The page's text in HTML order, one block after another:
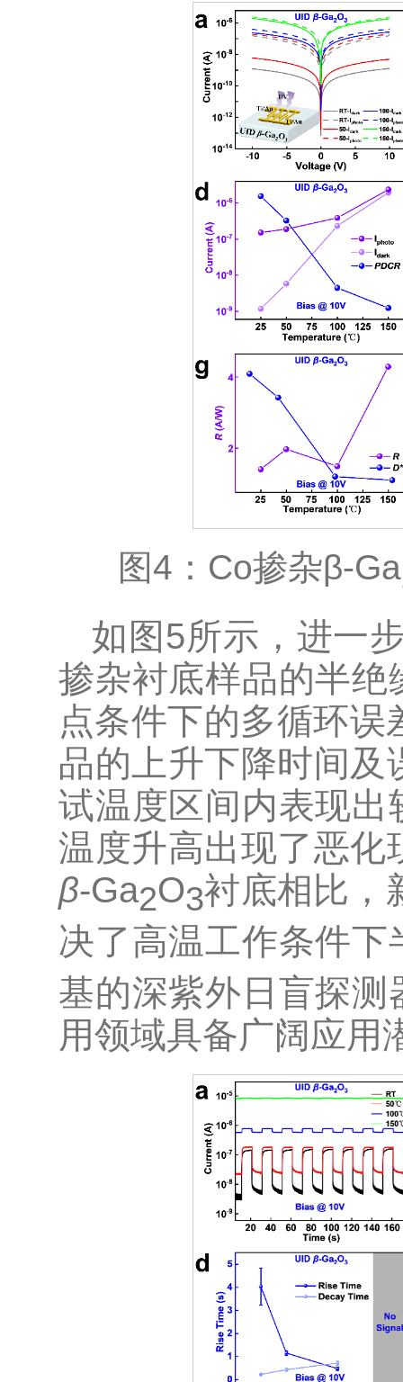
图4：Co掺杂β-Ga
如图5所示，进一
掺杂衬底样品的半
点条件下的多循环
品的上升下降时间
试温度区间内表现
温度升高出现了恶化
β-Ga2O3衬底相比，
决了高温工作条件
基的深紫外日盲探
用领域具备广阔应用